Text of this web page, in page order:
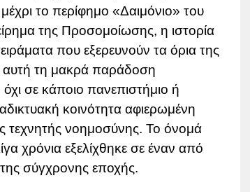
το περίφημο «Δαιμόνιο» του
της Προσομοίωσης, η ιστορία
που εξερευνούν τα όρια της
αυτή τη μακρά παράδοση
σε κάποιο πανεπιστήμιο ή
κοινότητα αφιερωμένη
τεχνητής νοημοσύνης. Το όνομά
χρόνια εξελίχθηκε σε έναν από
σύγχρονης εποχής.